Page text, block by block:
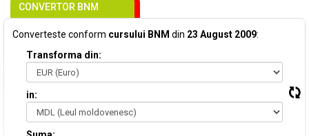
CONVERTOR BNM
Converteste conform cursului BNM din 23 August 2009:
Transforma din:
in: